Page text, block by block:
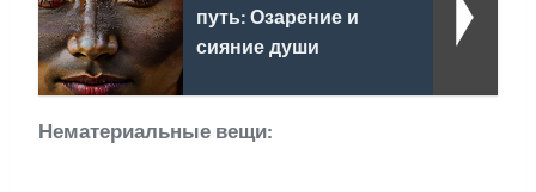
путь: Озарение и
сияние души
Нематериальные вещи: